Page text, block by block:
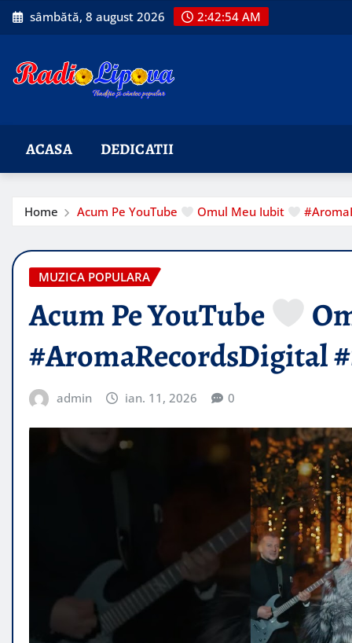
Skip
to
sâmbătă, 8 august 2026 2:42:55 AM
ACASA DEDICATII
Home Acum Pe YouTube Omul Meu Iubit
MUZICA POPULARA
Acum Pe YouTube
#AromaRecordsDigital
admin ian. 11, 2026 0